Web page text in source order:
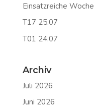
Einsatzreiche Woche
T17 25.07
T01 24.07
Archiv
Juli 2026
Juni 2026